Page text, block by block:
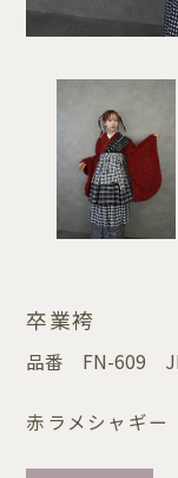
卒業袴
品番 FN-609
赤ラメシャギ